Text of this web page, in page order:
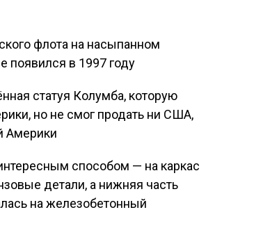
флота на насыпанном
появился в 1997 году
статуя Колумба, которую
но не смог продать ни США,
Америки
способом — на каркас
детали, а нижняя часть
на железобетонный